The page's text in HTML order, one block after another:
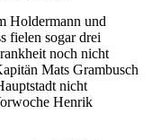
Holdermann und
fielen sogar drei
noch nicht
Mats Grambusch
nicht
Henrik